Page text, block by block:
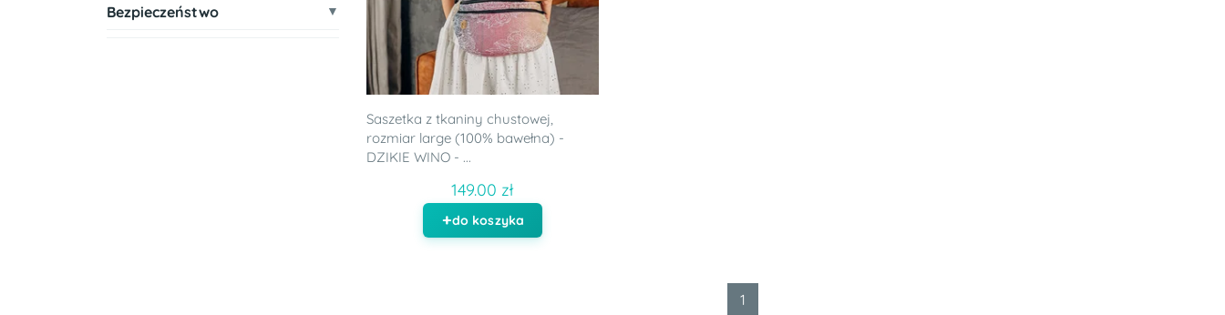
Bezpieczeństwo
Saszetka z tkaniny chustowej,
rozmiar large (100% bawełna) -
DZIKIE WINO - ...
149.00 zł
do koszyka
1